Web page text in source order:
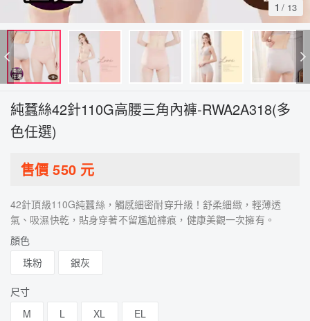
1 / 13
純蠶絲42針110G高腰三角內褲-RWA2A318(多
色任選)
售價550元
42針頂級110G純蠶絲，觸感細密耐穿升級！舒柔細緻，輕薄透
氣、吸濕快乾，貼身穿著不留尷尬褲痕，健康美觀一次擁有。
顏色
珠粉
銀灰
尺寸
M
L XL EL